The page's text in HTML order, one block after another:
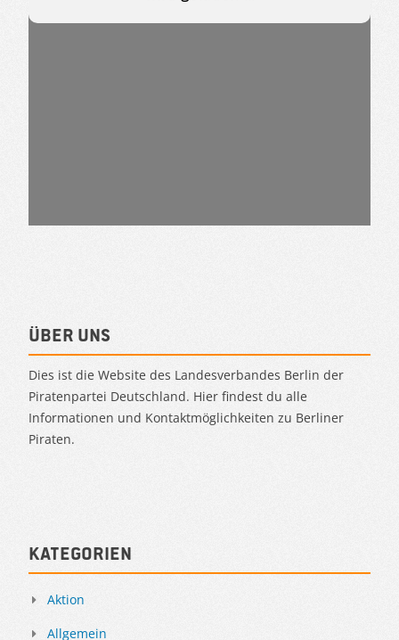
Über uns
Dies ist die Website des Landesverbandes Berlin der
Piratenpartei Deutschland. Hier findest du alle
Informationen und Kontaktmöglichkeiten zu Berliner
Piraten.
Kategorien
Aktion
Allgemein